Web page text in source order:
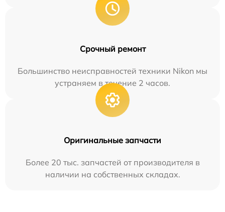
Срочный ремонт
Большинство неисправностей техники Nikon мы
устраняем в течение 2 часов.
Оригинальные запчасти
Более 20 тыс. запчастей от производителя в
наличии на собственных складах.